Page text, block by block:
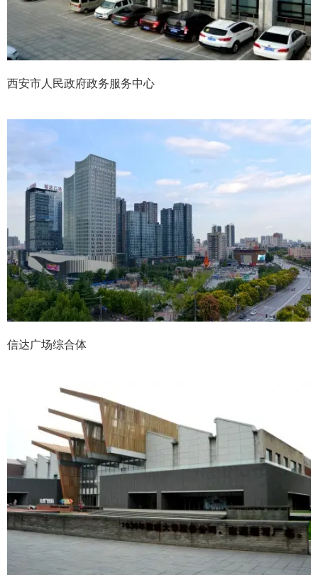
西安市人民政府政务服务中心
信达广场综合体